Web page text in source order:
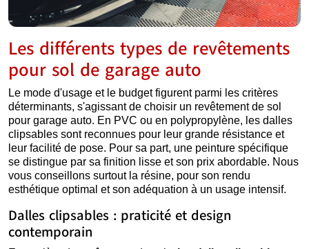
Les différents types de revêtements
pour sol de garage auto
Le mode d'usage et le budget figurent parmi les critères
déterminants, s'agissant de choisir un revêtement de sol
pour garage auto. En PVC ou en polypropylène, les dalles
clipsables sont reconnues pour leur grande résistance et
leur facilité de pose. Pour sa part, une peinture spécifique
se distingue par sa finition lisse et son prix abordable. Nous
vous conseillons surtout la résine, pour son rendu
esthétique optimal et son adéquation à un usage intensif.
Dalles clipsables : praticité et design
contemporain